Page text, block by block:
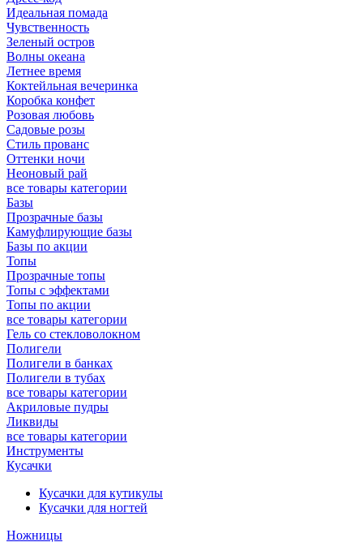
Идеальная помада
Чувственность
Зеленый остров
Волны океана
Летнее время
Коктейльная вечеринка
Коробка конфет
Розовая любовь
Садовые розы
Стиль прованс
Оттенки ночи
Неоновый рай
все товары категории
Базы
Прозрачные базы
Камуфлирующие базы
Базы по акции
Топы
Прозрачные топы
Топы с эффектами
Топы по акции
все товары категории
Гель со стекловолокном
Полигели
Полигели в банках
Полигели в тубах
все товары категории
Акриловые пудры
Ликвиды
все товары категории
Инструменты
Кусачки
Кусачки для кутикулы
Кусачки для ногтей
Ножницы